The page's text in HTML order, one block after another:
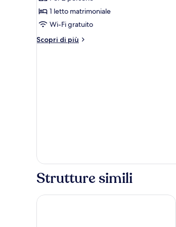
per
Double
Room
1 letto matrimoniale
Wi-Fi gratuito
Scopri di più
Altri
Strutture simili
Floris Arlequin Grand Place